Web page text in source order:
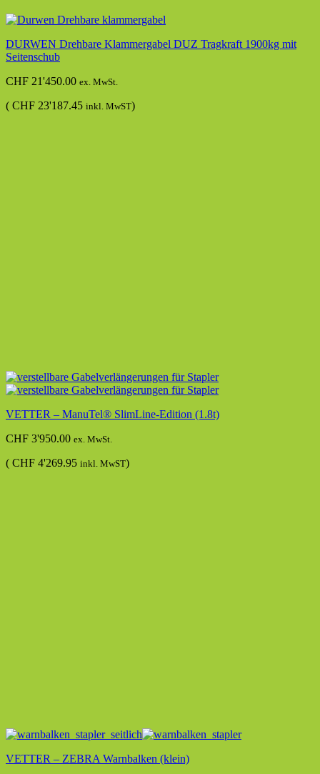
DURWEN Drehbare Klammergabel DUZ Tragkraft 1900kg mit
Seitenschub
CHF 21'450.00 ex. MwSt.
( CHF 23'187.45 inkl. MwST)
VETTER – ManuTel® SlimLine-Edition (1.8t)
CHF 3'950.00 ex. MwSt.
( CHF 4'269.95 inkl. MwST)
VETTER – ZEBRA Warnbalken (klein)